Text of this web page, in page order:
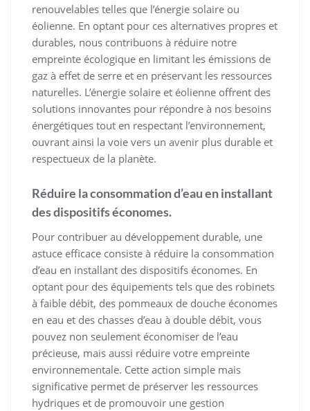
renouvelables telles que l’énergie solaire ou
éolienne. En optant pour ces alternatives propres et
durables, nous contribuons à réduire notre
empreinte écologique en limitant les émissions de
gaz à effet de serre et en préservant les ressources
naturelles. L’énergie solaire et éolienne offrent des
solutions innovantes pour répondre à nos besoins
énergétiques tout en respectant l’environnement,
ouvrant ainsi la voie vers un avenir plus durable et
respectueux de la planète.
Réduire la consommation d’eau en installant
des dispositifs économes.
Pour contribuer au développement durable, une
astuce efficace consiste à réduire la consommation
d’eau en installant des dispositifs économes. En
optant pour des équipements tels que des robinets
à faible débit, des pommeaux de douche économes
en eau et des chasses d’eau à double débit, vous
pouvez non seulement économiser de l’eau
précieuse, mais aussi réduire votre empreinte
environnementale. Cette action simple mais
significative permet de préserver les ressources
hydriques et de promouvoir une gestion